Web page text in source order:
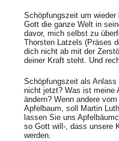
Schöpfungszeit um
Gott die ganze Welt in
davor, mich selbst zu
Thorsten Latzels (Präses
dich nicht ab mit der
deiner Kraft steht. Und
Schöpfungszeit als
nicht jetzt? Was ist meine
ändern? Wenn andere
Apfelbaum, soll Martin
lassen Sie uns
so Gott will-, dass unsere
werden.